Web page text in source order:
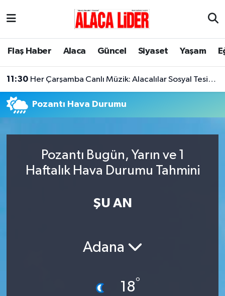
Flaş Haber Alaca Güncel Siyaset Yaşam
11:30 Her Çarşamba Canlı Müzik: Alacalılar Sosyal Tesislerde Buluşuyor!
Pozantı Hava Durumu
Pozantı Bugün, Yarın ve 1
Haftalık Hava Durumu Tahmini
ŞU AN
Adana
18°
Çorum Nöbetçi Eczaneler
Tüm Manşetler